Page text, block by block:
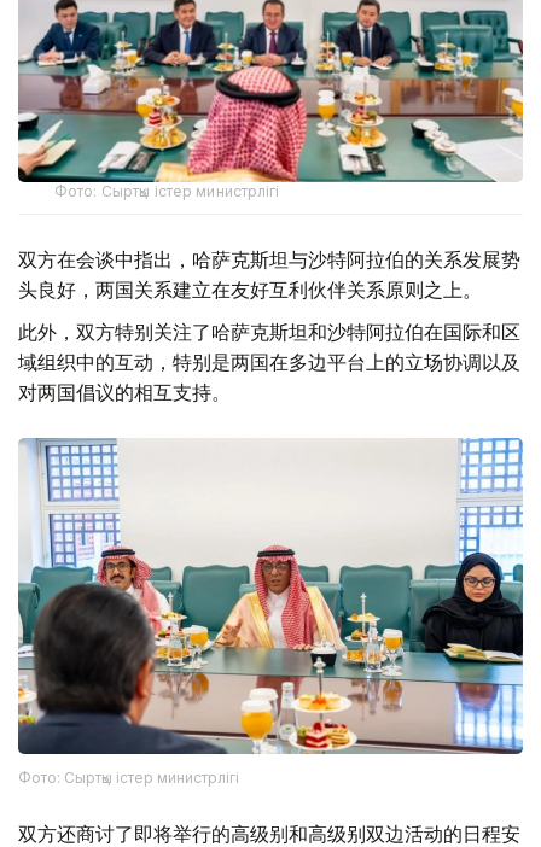
Фото: Сыртқы істер министрлігі
双方在会谈中指出，哈萨克斯坦与沙特阿拉伯的关系发展势
头良好，两国关系建立在友好互利伙伴关系原则之上。
此外，双方特别关注了哈萨克斯坦和沙特阿拉伯在国际和区
域组织中的互动，特别是两国在多边平台上的立场协调以及
对两国倡议的相互支持。
Фото: Сыртқы істер министрлігі
双方还商讨了即将举行的高级别和高级别双边活动的日程安